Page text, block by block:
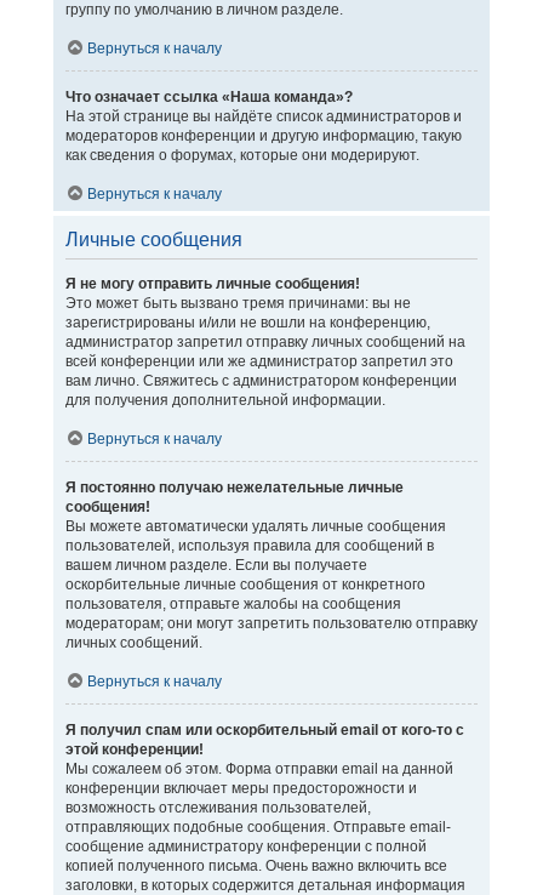
группу по умолчанию в личном разделе.
Вернуться к началу
Что означает ссылка «Наша команда»?
На этой странице вы найдёте список администраторов и
модераторов конференции и другую информацию, такую
как сведения о форумах, которые они модерируют.
Вернуться к началу
Личные сообщения
Я не могу отправить личные сообщения!
Это может быть вызвано тремя причинами: вы не
зарегистрированы и/или не вошли на конференцию,
администратор запретил отправку личных сообщений на
всей конференции или же администратор запретил это
вам лично. Свяжитесь с администратором конференции
для получения дополнительной информации.
Вернуться к началу
Я постоянно получаю нежелательные личные
сообщения!
Вы можете автоматически удалять личные сообщения
пользователей, используя правила для сообщений в
вашем личном разделе. Если вы получаете
оскорбительные личные сообщения от конкретного
пользователя, отправьте жалобы на сообщения
модераторам; они могут запретить пользователю отправку
личных сообщений.
Вернуться к началу
Я получил спам или оскорбительный email от кого-то с
этой конференции!
Мы сожалеем об этом. Форма отправки email на данной
конференции включает меры предосторожности и
возможность отслеживания пользователей,
отправляющих подобные сообщения. Отправьте email-
сообщение администратору конференции с полной
копией полученного письма. Очень важно включить все
заголовки, в которых содержится детальная информация